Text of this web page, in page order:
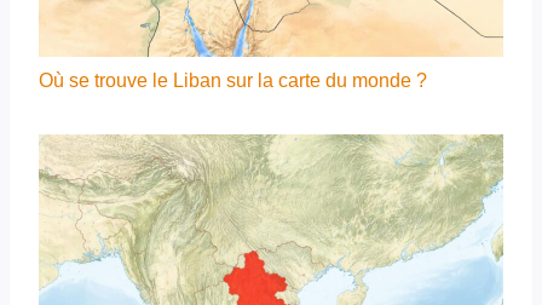
Où se trouve le Liban sur la carte du monde ?